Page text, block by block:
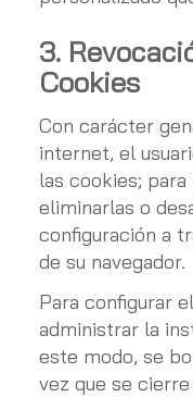
3.
Cookies
Con carácter
internet, el
las cookies;
eliminarlas o
configuración a
de su navegador.
Para configurar
administrar la
este modo, se
vez que se